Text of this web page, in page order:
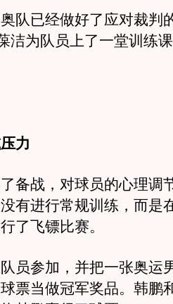
已经做好了应对裁判
洁为队员上了一堂训练
力
战，对球员的心理调
有进行常规训练，而是
了飞镖比赛。
参加，并把一张奥运
票当做冠军奖品。韩鹏